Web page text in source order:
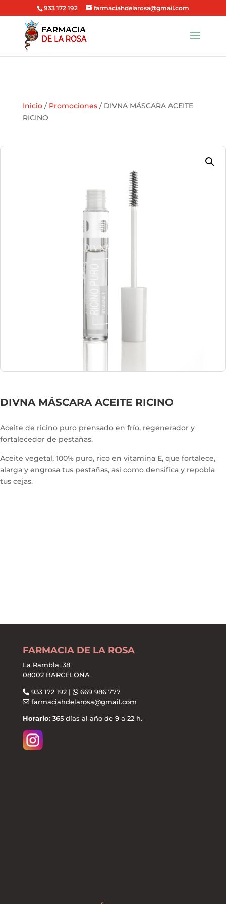
933 172 192 farmaciahdelarosa@gmail.com
Inicio/ Promociones/ DIVNA MÁSCARA ACEITE
RICINO
DIVNA MÁSCARA ACEITE RICINO
Aceite de ricino puro prensado en frío, regenerador y
fortalecedor de pestañas.
Aceite vegetal, 100% puro, rico en vitamina E, que fortalece,
alarga y engrosa tus pestañas, así como densifica y repobla
tus cejas.
FARMACIA DE LA ROSA
La Rambla, 38
08002 BARCELONA
933 172 192 |
669 986 777
farmaciahdelarosa@gmail.com
Horario:365 días al año de 9 a 22 h.